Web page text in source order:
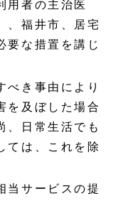
用者の主治医
、福井市、居宅
要な措置を講じ
べき事由により
を及ぼした場合
、日常生活でも
ては、これを除
当サービスの提